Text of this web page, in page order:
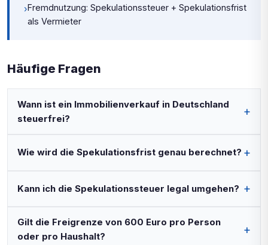
›Fremdnutzung: Spekulationssteuer + Spekulationsfrist
als Vermieter
Häufige Fragen
Wann ist ein Immobilienverkauf in Deutschland
steuerfrei?
Wie wird die Spekulationsfrist genau berechnet?
Kann ich die Spekulationssteuer legal umgehen?
Gilt die Freigrenze von 600 Euro pro Person
oder pro Haushalt?